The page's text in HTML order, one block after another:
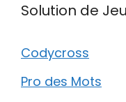
Solution de
Codycross
Pro des Mots